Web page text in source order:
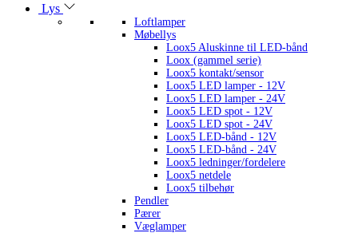
Lys
Loftlamper
Møbellys
Loox5 Aluskinne til LED-bånd
Loox (gammel serie)
Loox5 kontakt/sensor
Loox5 LED lamper - 12V
Loox5 LED lamper - 24V
Loox5 LED spot - 12V
Loox5 LED spot - 24V
Loox5 LED-bånd - 12V
Loox5 LED-bånd - 24V
Loox5 ledninger/fordelere
Loox5 netdele
Loox5 tilbehør
Pendler
Pærer
Væglamper